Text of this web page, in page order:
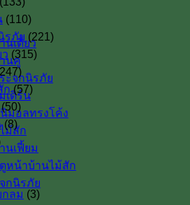
นเดี่ยว
นคู่
ะจกนิรภัย
เดิร์น
มอลทรงโค้ง
ม้สัก
นเฟี้ยม
หน้าบ้านไม้สัก
กนิรภัย
(110)
รภัย (221)
(315)
ก (57)
(50)
(8)
ลม (3)